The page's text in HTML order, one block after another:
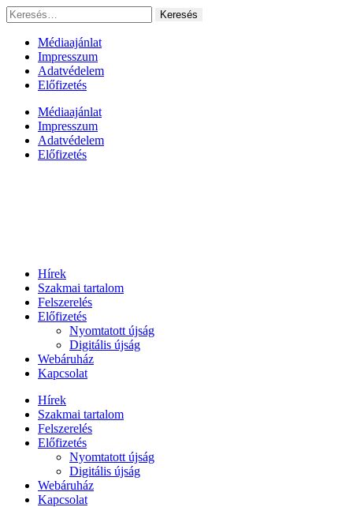
Ugrás
a
tartalomhoz
Keresés:
Médiaajánlat
Impresszum
Adatvédelem
Előfizetés
Médiaajánlat
Impresszum
Adatvédelem
Előfizetés
Hírek
Szakmai tartalom
Felszerelés
Előfizetés
Nyomtatott újság
Digitális újság
Webáruház
Kapcsolat
Hírek
Szakmai tartalom
Felszerelés
Előfizetés
Nyomtatott újság
Digitális újság
Webáruház
Kapcsolat